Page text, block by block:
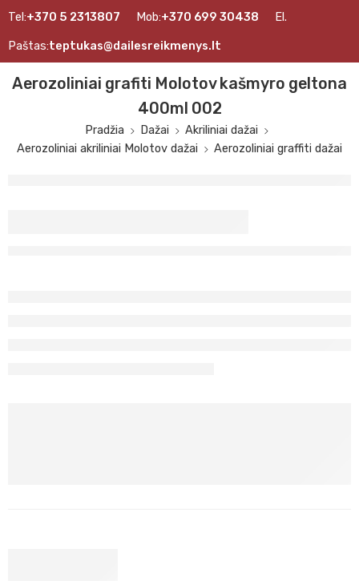
Tel:+370 5 2313807 Mob:+370 699 30438 El.
Paštas:teptukas@dailesreikmenys.lt
Aerozoliniai grafiti Molotov kašmyro geltona
400ml 002
Pradžia Dažai
Akriliniai dažai
Aerozoliniai akriliniai Molotov dažai
Aerozoliniai graffiti dažai